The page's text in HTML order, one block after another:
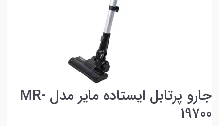
جارو پرتابل ایستاده مایر مدل MR-
19700